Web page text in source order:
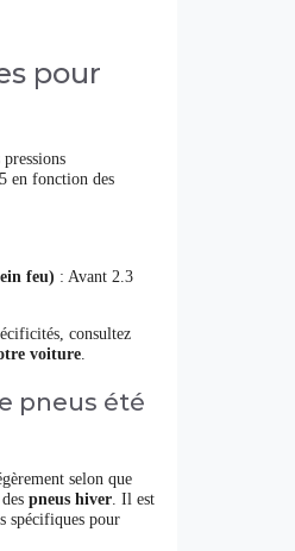
pour
en fonction des
feu) : Avant 2.3
consultez
voiture.
pneus été
selon que
pneus hiver. Il est
spécifiques pour